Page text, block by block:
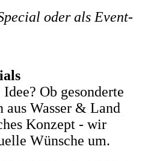
oder als Event-
Ob gesonderte
Wasser & Land
Konzept - wir
Wünsche um.